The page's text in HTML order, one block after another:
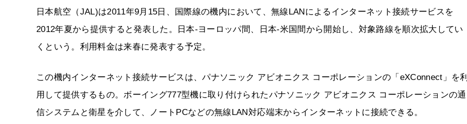
日本航空（JAL)は2011年9月15日、国際線の機内において、無線LANによるインターネット接続サービスを
2012年夏から提供すると発表した。日本-ヨーロッパ間、日本-米国間から開始し、対象路線を順次拡大してい
くという。利用料金は来春に発表する予定。
この機内インターネット接続サービスは、パナソニック アビオニクス コーポレーションの「eXConnect」を利
用して提供するもの。ボーイング777型機に取り付けられたパナソニック アビオニクス コーポレーションの通
信システムと衛星を介して、ノートPCなどの無線LAN対応端末からインターネットに接続できる。